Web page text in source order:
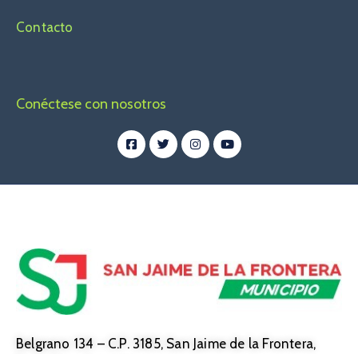
Contacto
Conéctese con nosotros
Belgrano 134 – C.P. 3185, San Jaime de la Frontera,